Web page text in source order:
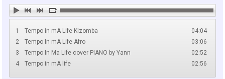
1 04:04
Tempo in mA Life Kizomba
2
03:06
Tempo In mA Life Afro
3
02:52
Tempo In Ma Life cover PIANO by Yann
4
02:56
Tempo in mA life